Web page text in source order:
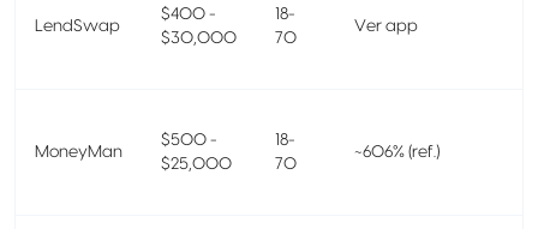
LendSwap
$400 -
$30,000
18-
70
Ver app
MoneyMan
$500 -
$25,000
18-
70
~606% (ref.)